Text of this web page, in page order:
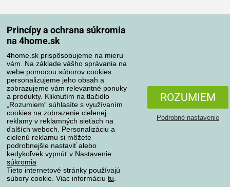
Princípy a ochrana súkromia
na 4home.sk
4home.sk prispôsobujeme na mieru
vám. Na základe vášho správania na
webe pomocou súborov cookies
personalizujeme jeho obsah a
zobrazujeme vám relevantné ponuky
a produkty. Kliknutím na tlačidlo
„Rozumiem“ súhlasíte s využívaním
cookies na zobrazenie cielenej
reklamy v reklamných sieťach na
ďalších weboch. Personalizáciu a
cielenú reklamu si môžete
podrobnejšie nastaviť alebo
kedykoľvek vypnúť v Nastavenie
súkromia
Tieto internetové stránky používajú
súbory cookie. Viac informáciu tu
ROZUMIEM
Podrobné nastavenie
Spôsoby platby
Spoľahlivý obchod